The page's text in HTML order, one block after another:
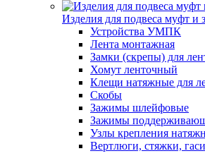
Изделия для подвеса муфт и
Устройства УМПК
Лента монтажная
Замки (скрепы) для
Хомут ленточный
Клещи натяжные для
Скобы
Зажимы шлейфовые
Зажимы
Узлы крепления
Вертлюги, стяжки,